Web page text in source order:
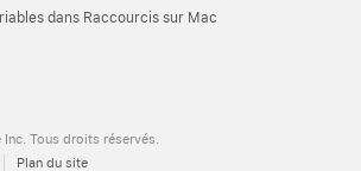
dans Raccourcis sur Mac
Tous droits réservés.
Plan du site